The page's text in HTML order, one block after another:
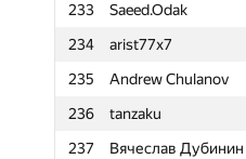
233
Saeed.Odak
234
arist77x7
235
Andrew Chulanov
236
tanzaku
237
Вячеслав Дубинин
210
DryukAlex
211
Влад Галичанский
212
krunt
213
zapolskydima
214
PFischbeck